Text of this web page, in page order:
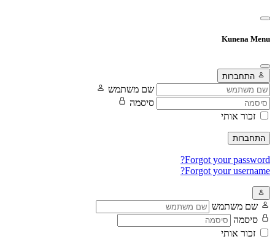
Kunena Menu
התחברות
שם משתמש
סיסמה
זכור אותי
התחברות
Forgot your password?
Forgot your username?
שם משתמש
סיסמה
זכור אותי